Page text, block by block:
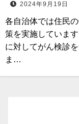
2024年9月19日
各自治体では住民
策を実施していま
に対してがん検診
ま…